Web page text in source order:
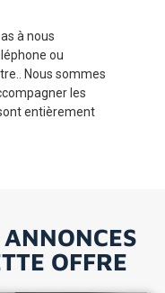
à nous
ou
Nous sommes
les
entièrement
OFFRE